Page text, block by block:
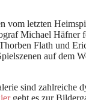
vom letzten
Michael Häfner
Flath und
auf dem
sind zahlreiche
geht es zur